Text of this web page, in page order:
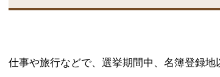
の
仕事や旅行などで、選挙期間中、名簿登録